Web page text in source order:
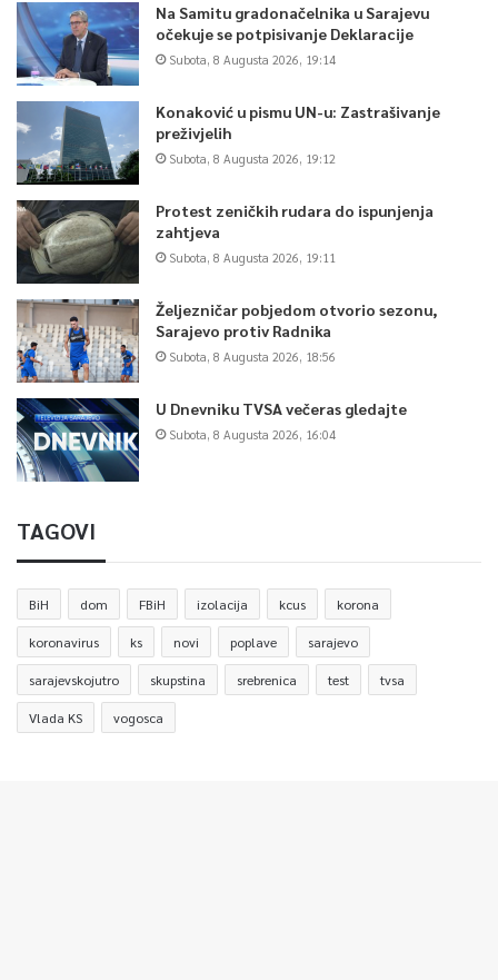
Na Samitu gradonačelnika u Sarajevu
očekuje se potpisivanje Deklaracije
Subota, 8 Augusta 2026, 19:14
Konaković u pismu UN-u: Zastrašivanje
preživjelih
Subota, 8 Augusta 2026, 19:12
Protest zeničkih rudara do ispunjenja
zahtjeva
Subota, 8 Augusta 2026, 19:11
Željezničar pobjedom otvorio sezonu,
Sarajevo protiv Radnika
Subota, 8 Augusta 2026, 18:56
U Dnevniku TVSA večeras gledajte
Subota, 8 Augusta 2026, 16:04
TAGOVI
BiH dom FBiH izolacija kcus korona
koronavirus ks novi poplave sarajevo
sarajevskojutro skupstina srebrenica test tvsa
Vlada KS vogosca